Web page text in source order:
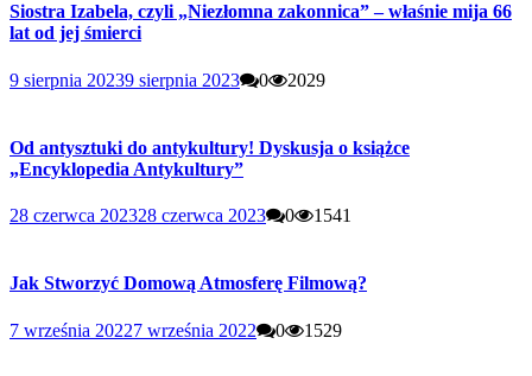
Siostra Izabela, czyli „Niezłomna zakonnica” – właśnie mija 66
lat od jej śmierci
9 sierpnia 20239 sierpnia 2023 0 2029
Od antysztuki do antykultury! Dyskusja o książce
„Encyklopedia Antykultury”
28 czerwca 202328 czerwca 2023 0 1541
Jak Stworzyć Domową Atmosferę Filmową?
7 września 20227 września 2022 0 1529